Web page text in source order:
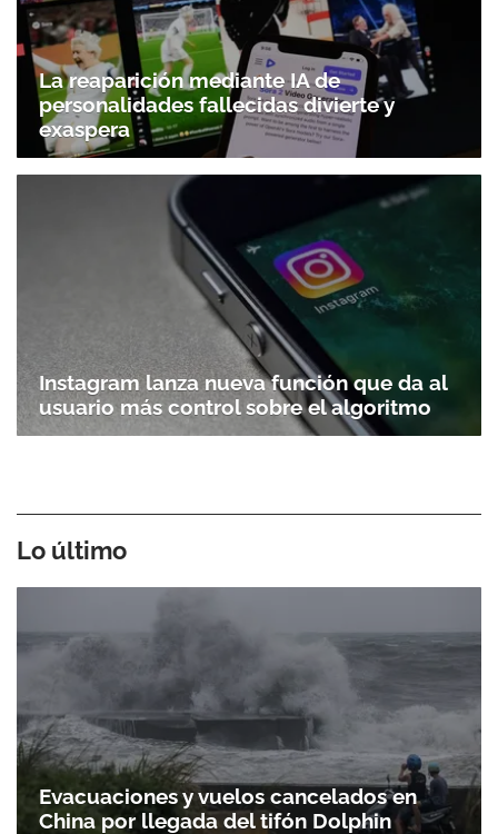
La reaparición mediante IA de
personalidades fallecidas divierte y
exaspera
Instagram lanza nueva función que da al
usuario más control sobre el algoritmo
Lo último
Evacuaciones y vuelos cancelados en
China por llegada del tifón Dolphin